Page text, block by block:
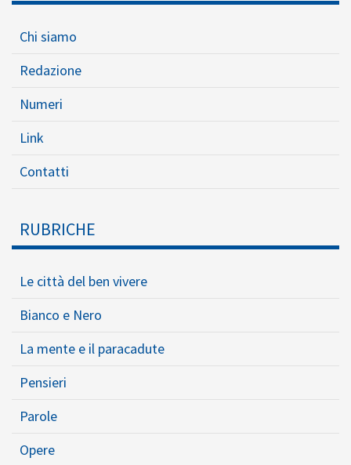
Chi siamo
Redazione
Numeri
Link
Contatti
RUBRICHE
Le città del ben vivere
Bianco e Nero
La mente e il paracadute
Pensieri
Parole
Opere